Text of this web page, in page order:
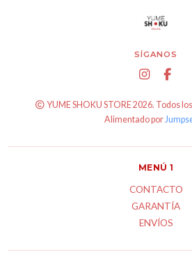
SÍGANOS
YUME SHOKU STORE 2026. Todos
Alimentado por
MENÚ 1
CONTACTO
GARANTÍA
ENVÍOS